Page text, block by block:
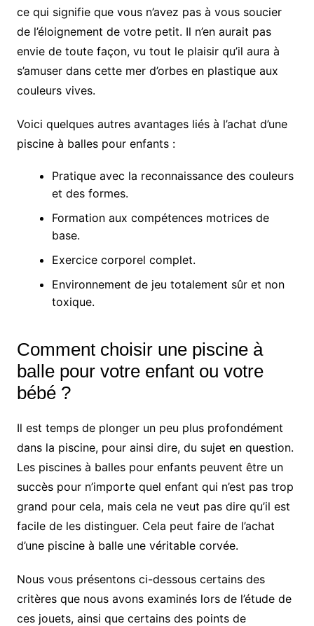
ce qui signifie que vous n’avez pas à vous soucier
de l’éloignement de votre petit. Il n’en aurait pas
envie de toute façon, vu tout le plaisir qu’il aura à
s’amuser dans cette mer d’orbes en plastique aux
couleurs vives.
Voici quelques autres avantages liés à l’achat d’une
piscine à balles pour enfants :
Pratique avec la reconnaissance des couleurs
et des formes.
Formation aux compétences motrices de
base.
Exercice corporel complet.
Environnement de jeu totalement sûr et non
toxique.
Comment choisir une piscine à
balle pour votre enfant ou votre
bébé ?
Il est temps de plonger un peu plus profondément
dans la piscine, pour ainsi dire, du sujet en question.
Les piscines à balles pour enfants peuvent être un
succès pour n’importe quel enfant qui n’est pas trop
grand pour cela, mais cela ne veut pas dire qu’il est
facile de les distinguer. Cela peut faire de l’achat
d’une piscine à balle une véritable corvée.
Nous vous présentons ci-dessous certains des
critères que nous avons examinés lors de l’étude de
ces jouets, ainsi que certains des points de